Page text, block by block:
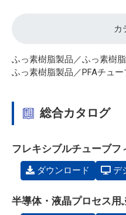
カ
ふっ素樹脂製品／ふっ素樹
ふっ素樹脂製品／PFAチュー
総合カタログ
フレキシブルチューブフ
ダウンロード デ
半導体・液晶プロセス用